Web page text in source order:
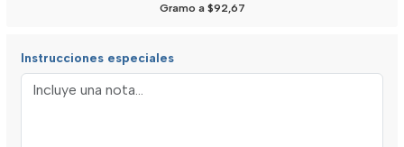
Gramo a $92,67
Instrucciones especiales